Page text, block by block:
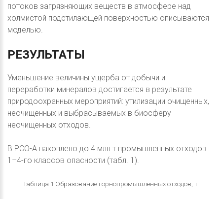
потоков загрязняющих веществ в атмосфере над
холмистой подстилающей поверхностью описываются
моделью.
РЕЗУЛЬТАТЫ
Уменьшение величины ущерба от добычи и
переработки минералов достигается в результате
природоохранных мероприятий: утилизации очищенных,
неочищенных и выбрасываемых в биосферу
неочищенных отходов.
В РСО-А накоплено до 4 млн т промышленных отходов
1–4-го классов опасности (табл. 1).
Таблица 1 Образование горнопромышленных отходов, т